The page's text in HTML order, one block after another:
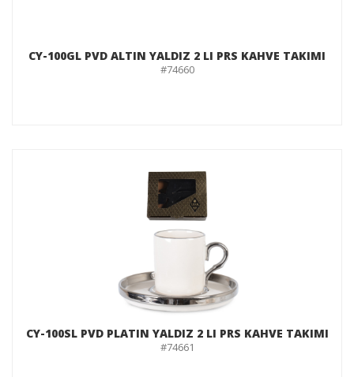
CY-100GL PVD ALTIN YALDIZ 2 LI PRS KAHVE TAKIMI
#74660
CY-100SL PVD PLATIN YALDIZ 2 LI PRS KAHVE TAKIMI
#74661